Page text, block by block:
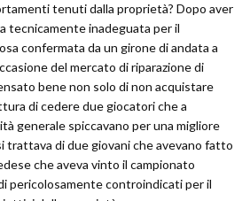
tenuti dalla proprietà? Dopo aver
tecnicamente inadeguata per il
confermata da un girone di andata a
del mercato di riparazione di
bene non solo di non acquistare
di cedere due giocatori che a
generale spiccavano per una migliore
trattava di due giovani che avevano fatto
che aveva vinto il campionato
pericolosamente controindicati per il